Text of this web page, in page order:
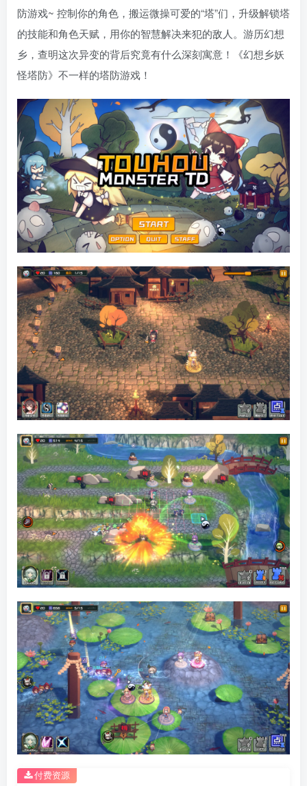
防游戏~ 控制你的角色，搬运微操可爱的“塔”们，升级解锁塔
的技能和角色天赋，用你的智慧解决来犯的敌人。游历幻想
乡，查明这次异变的背后究竟有什么深刻寓意！《幻想乡妖
怪塔防》不一样的塔防游戏！
付费资源